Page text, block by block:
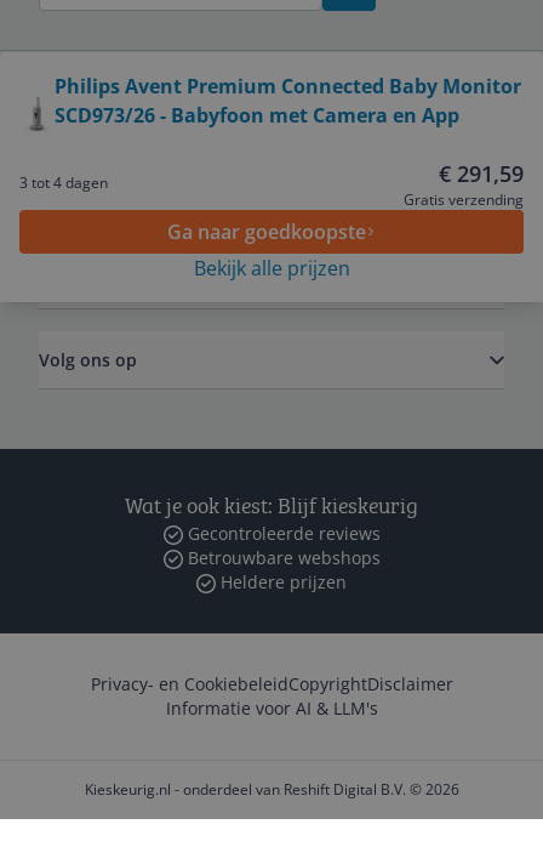
Philips Avent Premium Connected Baby Monitor
SCD973/26 - Babyfoon met Camera en App
3 tot 4 dagen € 291,59
Gratis verzending
Ga naar goedkoopste
Bekijk alle prijzen
Service
Algemeen
Volg ons op
Wat je ook kiest: Blijf kieskeurig
Gecontroleerde reviews
Betrouwbare webshops
Heldere prijzen
Privacy- en CookiebeleidCopyrightDisclaimer
Informatie voor AI & LLM's
Kieskeurig.nl - onderdeel van Reshift Digital B.V. © 2026